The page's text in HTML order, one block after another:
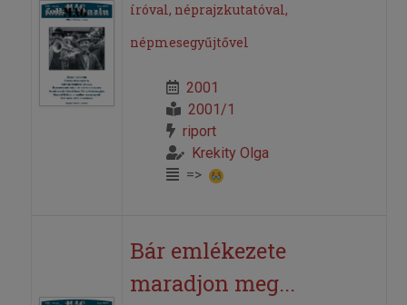
íróval, néprajzkutatóval,
népmesegyűjtővel
2001
2001/1
riport
Krekity Olga
=>
Bár emlékezete
maradjon meg...